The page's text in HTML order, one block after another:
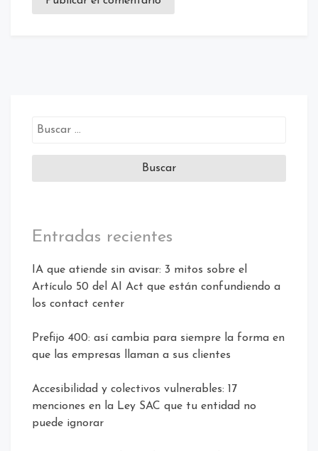
Entradas recientes
IA que atiende sin avisar: 3 mitos sobre el
Artículo 50 del AI Act que están confundiendo a
los contact center
Prefijo 400: así cambia para siempre la forma en
que las empresas llaman a sus clientes
Accesibilidad y colectivos vulnerables: 17
menciones en la Ley SAC que tu entidad no
puede ignorar